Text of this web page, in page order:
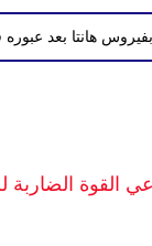
بعد عبوره فرنسا
القوة الضاربة